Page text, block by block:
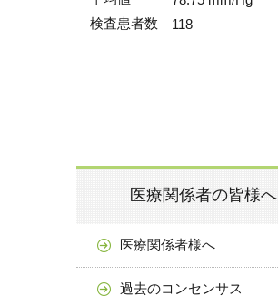
検査患者数
118
医療関係者の皆様へ
医療関係者様へ
過去のコンセンサス